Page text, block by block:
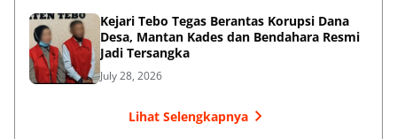
Kejari Tebo Tegas Berantas Korupsi Dana
Desa, Mantan Kades dan Bendahara Resmi
Jadi Tersangka
July 28, 2026
Lihat Selengkapnya